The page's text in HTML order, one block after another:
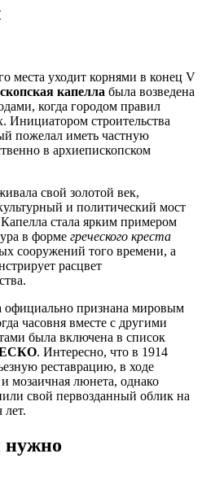
места уходит корнями в конец V
капелла была возведена
когда городом правил
Инициатором строительства
пожелал иметь частную
в архиепископском
свой золотой век,
и политический мост
стала ярким примером
в форме греческого креста
сооружений того времени, а
расцвет
официально признана мировым
часовня вместе с другими
была включена в список
. Интересно, что в 1914
реставрацию, в ходе
мозаичная люнета, однако
свой первозданный облик на
лет.
нужно